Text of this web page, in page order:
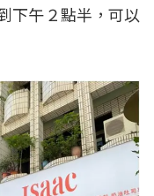
下午２點半，可以